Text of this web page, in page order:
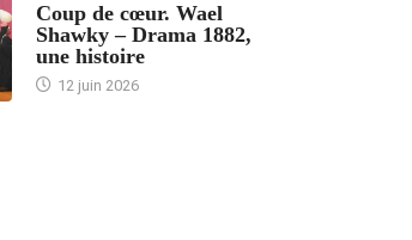
Coup de cœur. Wael
Shawky – Drama 1882,
une histoire
12 juin 2026